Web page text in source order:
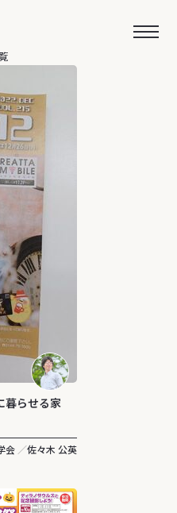
暮らせる家
会 佐々木 公英